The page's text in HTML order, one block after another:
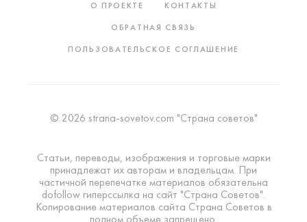
О ПРОЕКТЕ
КОНТАКТЫ
ОБРАТНАЯ СВЯЗЬ
ПОЛЬЗОВАТЕЛЬСКОЕ СОГЛАШЕНИЕ
© 2026 strana-sovetov.com "Страна советов"
Статьи, переводы, изображения и торговые марки
принадлежат их авторам и владельцам. При
частичной перепечатке материалов обязательна
dofollow гиперссылка на сайт "Страна Советов".
Копирование материалов сайта Страна Советов в
полном объеме запрещено.